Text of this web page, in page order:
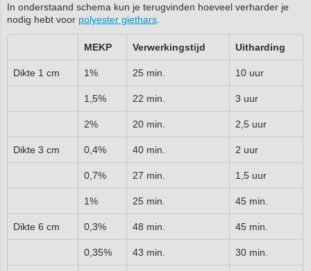
In onderstaand schema kun je terugvinden hoeveel verharder je
nodig hebt voor polyester giethars
MEKP Verwerkingstijd Uitharding
Dikte 1 cm 1% 25 min. 10 uur
1,5% 22 min. 3 uur
2% 20 min. 2,5 uur
Dikte 3 cm 0,4% 40 min. 2 uur
0,7% 27 min. 1,5 uur
1% 25 min. 45 min.
Dikte 6 cm 0,3% 48 min. 45 min.
0,35% 43 min. 30 min.